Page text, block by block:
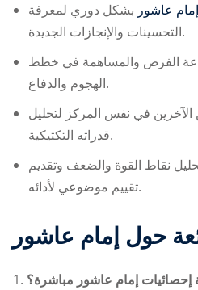
عاشور بشكل دوري لمعرفة
التحسينات والإنجازات الجديدة.
الفرص والمساهمة في خطط
الهجوم والدفاع.
الآخرين في نفس المركز لتحليل
قدراته التكتيكية.
نقاط القوة والضعف وتقديم
تقييم موضوعي لأدائه.
حول إمام عاشور
إحصائيات إمام عاشور مباشرة؟